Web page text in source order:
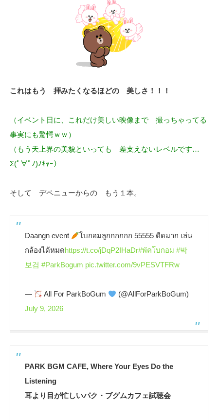
これはもう 拝みたくなるほどの 美しさ！！！
（イベント日に、これだけ美しい映像まで 撮っちゃってる
事実にも驚愕ｗｗ）
（もう天上界の美貌といっても 差支えないレベルです…
Σ(ﾟ∀ﾟﾉ)ﾉｷｬｰ）
そして デペニューからの もう１本。
Daangn event
โบกอมลูกกกกกก 55555 ดีดมาก เล่น
กล้องได้หมดhttps://t.co/jDqP2IHaDr#พัคโบกอม #박
보검 #ParkBogum pic.twitter.com/9vPESVTFRw
— All For ParkBoGum
(@AllForParkBoGum)
July 9, 2026
PARK BGM CAFE, Where Your Eyes Do the
Listening
耳より目が忙しいパク・ブグムカフェ試聴会